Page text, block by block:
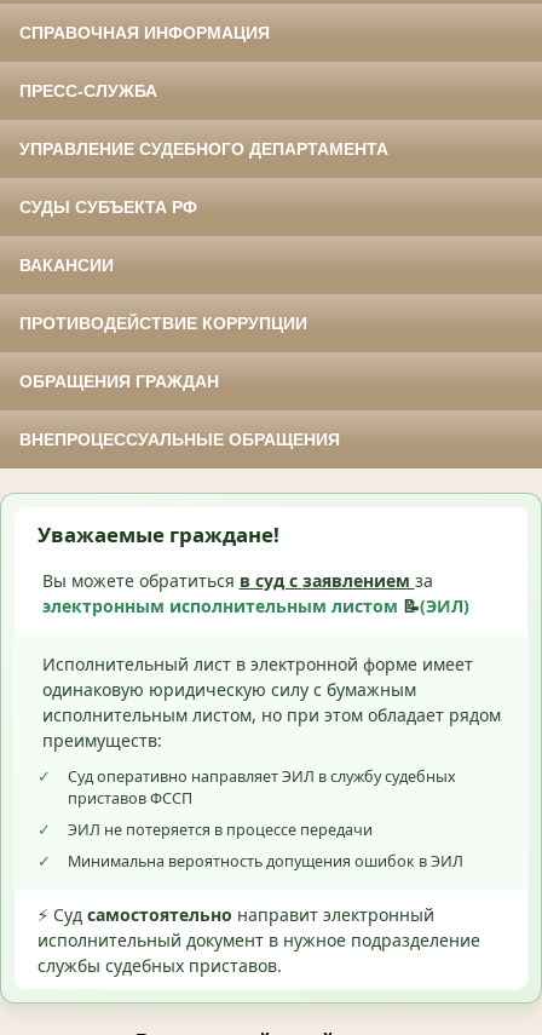
СПРАВОЧНАЯ ИНФОРМАЦИЯ
ПРЕСС-СЛУЖБА
УПРАВЛЕНИЕ СУДЕБНОГО ДЕПАРТАМЕНТА
СУДЫ СУБЪЕКТА РФ
ВАКАНСИИ
ПРОТИВОДЕЙСТВИЕ КОРРУПЦИИ
ОБРАЩЕНИЯ ГРАЖДАН
ВНЕПРОЦЕССУАЛЬНЫЕ ОБРАЩЕНИЯ
Уважаемые граждане!
Вы можете обратиться в суд с заявлением за
электронным исполнительным листом 📝(ЭИЛ)
Исполнительный лист в электронной форме имеет
одинаковую юридическую силу с бумажным
исполнительным листом, но при этом обладает рядом
преимуществ:
✓
Суд оперативно направляет ЭИЛ в службу судебных
приставов ФССП
✓
ЭИЛ не потеряется в процессе передачи
✓
Минимальна вероятность допущения ошибок в ЭИЛ
⚡ Суд самостоятельно направит электронный
исполнительный документ в нужное подразделение
службы судебных приставов.